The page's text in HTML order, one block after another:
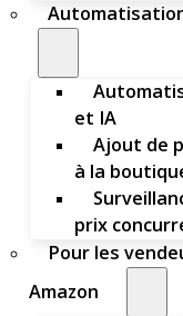
et IA
Ajout de
à la
prix
Pour les
Amazon